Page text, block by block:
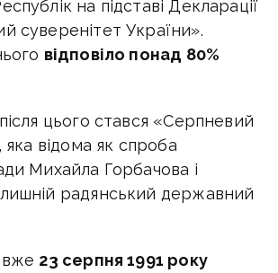
на підставі Декларації
суверенітет України».
відповіло понад 80%
цього стався «Серпневий
яка відома як спроба
Михайла Горбачова і
радянський державний
вже 23 серпня 1991 року